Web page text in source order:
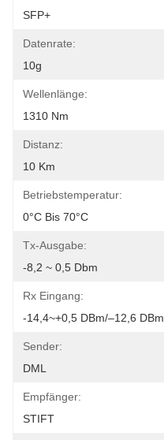
SFP+
Datenrate:
10g
Wellenlänge:
1310 Nm
Distanz:
10 Km
Betriebstemperatur:
0°C Bis 70°C
Tx-Ausgabe:
-8,2 ~ 0,5 Dbm
Rx Eingang:
-14,4~+0,5 DBm/–12,6 DBm
Sender:
DML
Empfänger:
STIFT